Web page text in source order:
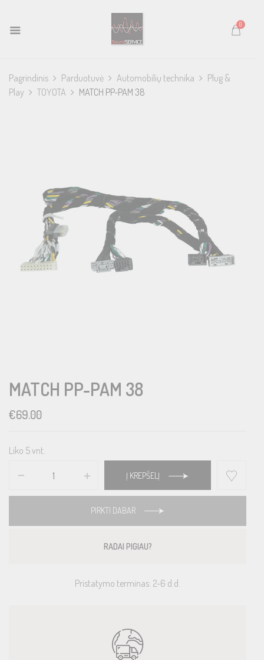
0
Pagrindinis Parduotuvė Automobilių technika
Plug &
Play
TOYOTA MATCH PP-PAM 38
MATCH PP-PAM 38
€69.00
Liko 5 vnt.
Į KREPŠELĮ
PIRKTI DABAR
RADAI PIGIAU?
Pristatymo terminas: 2-6 d.d.